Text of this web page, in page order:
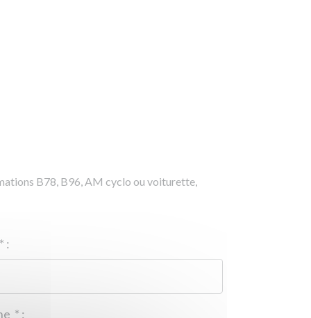
B78, B96, AM cyclo ou voiturette,
* :
* :